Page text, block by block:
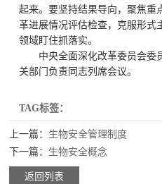
起来。要坚持结果导向，聚焦重
革进展情况评估检查，克服形式
领域盯住抓落实。
中央全面深化改革委员会委
关部门负责同志列席会议。
TAG标签：
上一篇： 生物安全管理制度
下一篇： 生物安全概念
返回列表